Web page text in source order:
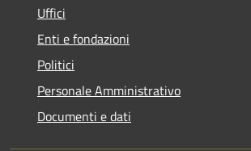
Uffici
Enti e fondazioni
Politici
Personale Amministrativo
Documenti e dati